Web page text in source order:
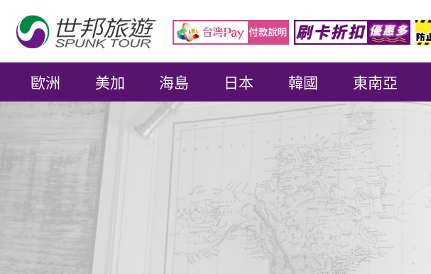
歐洲 美加 海島 日本 韓國 東南亞